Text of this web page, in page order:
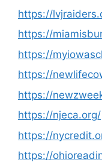
https://
https://
https://
https://
https://
https://njeca.org/
https://
https://